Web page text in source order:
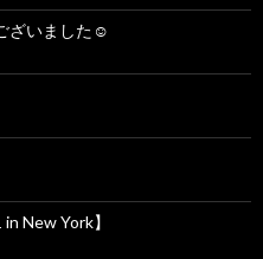
ざいました☺️
New York】